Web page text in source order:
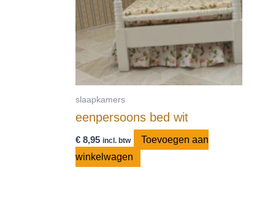
slaapkamers
eenpersoons bed wit
€ 8,95 incl. btw
Toevoegen aan
winkelwagen